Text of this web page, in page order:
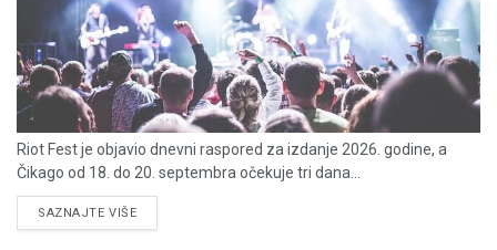
Riot Fest je objavio dnevni raspored za izdanje 2026. godine, a
Čikago od 18. do 20. septembra očekuje tri dana...
SAZNAJTE VIŠEDETAILS